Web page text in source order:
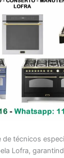
de técnicos
Lofra,